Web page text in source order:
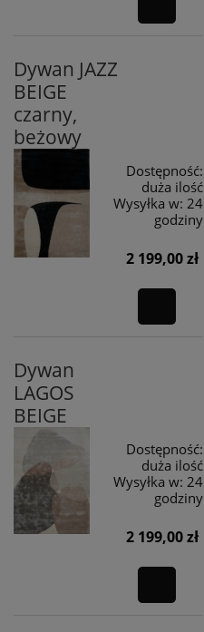
Dywan JAZZ
BEIGE
czarny,
beżowy
Dostępność:
duża ilość
Wysyłka w: 24
godziny
2 199,00 zł
Dywan
LAGOS
BEIGE
Dostępność:
duża ilość
Wysyłka w: 24
godziny
2 199,00 zł